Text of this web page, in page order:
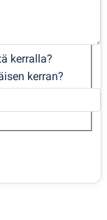
kerralla?
kerran?